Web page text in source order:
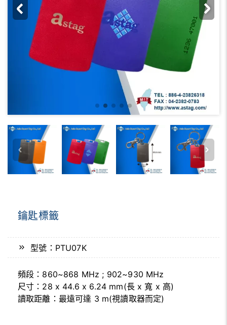
鑰匙標籤
型號：PTU07K
頻段：860~868 MHz ; 902~930 MHz
尺寸：28 x 44.6 x 6.24 mm(長 x 寬 x 高)
讀取距離：最遠可達 3 m(視讀取器而定)